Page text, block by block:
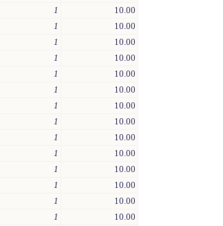
1
10.00
1
10.00
1
10.00
1
10.00
1
10.00
1
10.00
1
10.00
1
10.00
1
10.00
1
10.00
1
10.00
1
10.00
1
10.00
1
10.00